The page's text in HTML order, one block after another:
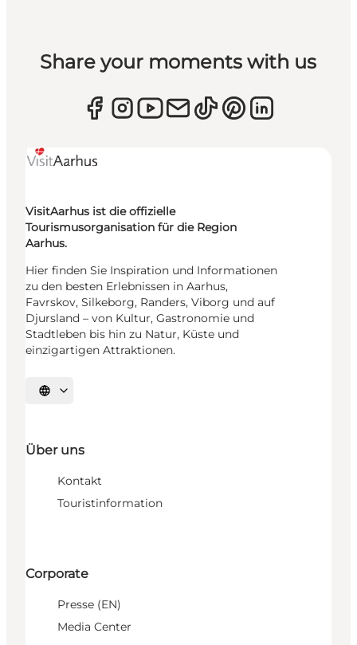
Share your moments with us
VisitAarhus ist die offizielle
Tourismusorganisation für die Region
Aarhus.
Hier finden Sie Inspiration und Informationen
zu den besten Erlebnissen in Aarhus,
Favrskov, Silkeborg, Randers, Viborg und auf
Djursland – von Kultur, Gastronomie und
Stadtleben bis hin zu Natur, Küste und
einzigartigen Attraktionen.
Sprache auswählen
Über uns
Kontakt
Touristinformation
Corporate
Presse (EN)
Media Center